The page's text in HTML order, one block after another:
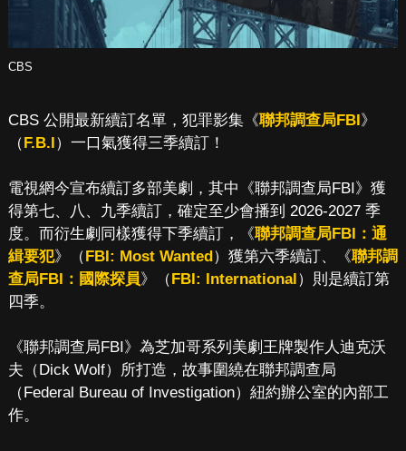
CBS
CBS 公開最新續訂名單，犯罪影集《聯邦調查局FBI 》
（ F.B.I ）一口氣獲得三季續訂！
電視網今宣布續訂多部美劇，其中《聯邦調查局FBI》獲
得第七、八、九季續訂，確定至少會播到 2026-2027 季
度。而衍生劇同樣獲得下季續訂，《聯邦調查局FBI：通
緝要犯》（ FBI: Most Wanted ）獲第六季續訂、《聯邦調
查局FBI：國際探員》（ FBI: International ）則是續訂第
四季。
《聯邦調查局FBI》為芝加哥系列美劇王牌製作人迪克沃
夫（Dick Wolf）所打造，故事圍繞在聯邦調查局
（Federal Bureau of Investigation）紐約辦公室的內部工
作。